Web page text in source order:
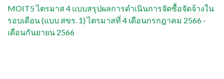
MOIT5 ไตรมาส 4 แบบสรุปผลการดำเนินการจัดซื้อจัดจ้างใน
รอบเดือน (แบบ สขร. 1) ไตรมาสที่ 4 เดือนกรกฎาคม 2566 -
เดือนกันยายน 2566